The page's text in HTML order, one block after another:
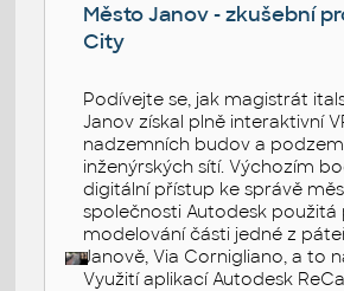
Město Janov - zkušební
City
Podívejte se, jak magistrát
Janov získal plně interaktivní
nadzemních budov a
inženýrských sítí. Výchozím
digitální přístup ke správě
společnosti Autodesk použitá
modelování části jedné z
Janově, Via Cornigliano, a to
Využití aplikací Autodesk